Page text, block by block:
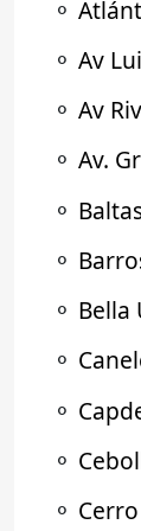
⚬
⚬ Av
⚬ Av
⚬ Av.
⚬
⚬
⚬ Bella
⚬
⚬
⚬
⚬